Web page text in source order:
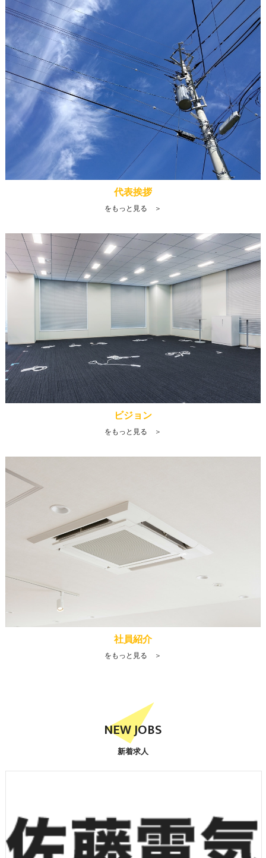
代表挨拶
をもっと見る ＞
ビジョン
をもっと見る ＞
社員紹介
をもっと見る ＞
新着求人
NEW JOBS